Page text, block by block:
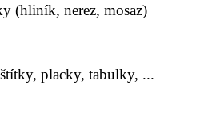
(hliník, nerez, mosaz)
placky, tabulky, ...